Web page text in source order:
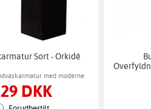
Sort - Orkidé
med moderne
design
DKK